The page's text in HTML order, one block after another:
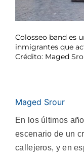
Colosseo band es
inmigrantes que
Crédito: Maged
Maged Srour
En los últimos
escenario de un
callejeros, y en